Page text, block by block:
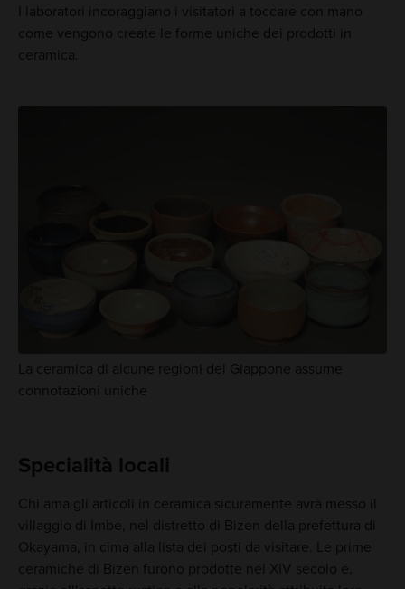
I laboratori incoraggiano i visitatori a toccare con mano
come vengono create le forme uniche dei prodotti in
ceramica.
La ceramica di alcune regioni del Giappone assume
connotazioni uniche
Specialità locali
Chi ama gli articoli in ceramica sicuramente avrà messo il
villaggio di Imbe, nel distretto di Bizen della prefettura di
Okayama, in cima alla lista dei posti da visitare. Le prime
ceramiche di Bizen furono prodotte nel XIV secolo e,